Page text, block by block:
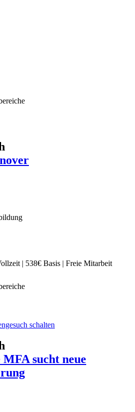
| 538€ Basis | Freie Mitarbeit
schalten
sucht neue